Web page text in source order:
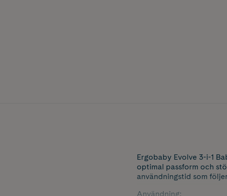
Ergobaby Evolve 3-i-1
optimal passform och
användningstid som
Användning: